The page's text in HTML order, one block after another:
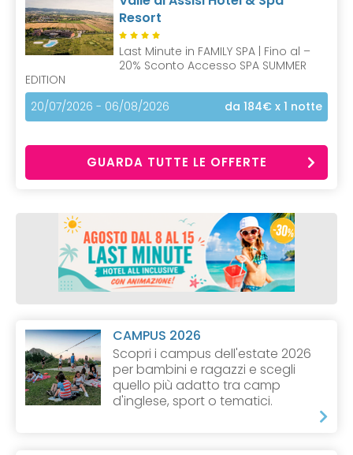
Resort
Last Minute in FAMILY SPA | Fino al –
20% Sconto Accesso SPA SUMMER
EDITION
20/07/2026 - 06/08/2026
da 184€ x 1 notte
GUARDA TUTTE LE OFFERTE
CAMPUS 2026
Scopri i campus dell'estate 2026
per bambini e ragazzi e scegli
quello più adatto tra camp
d'inglese, sport o tematici.